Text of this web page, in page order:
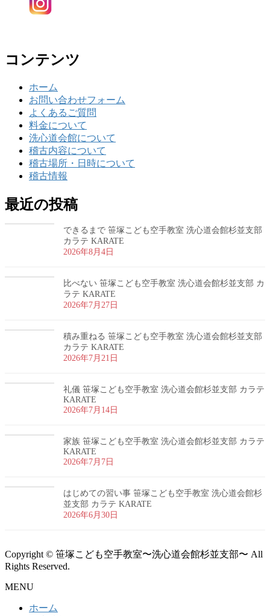
コンテンツ
ホーム
お問い合わせフォーム
よくあるご質問
料金について
洗心道会館について
稽古内容について
稽古場所・日時について
稽古情報
最近の投稿
できるまで 笹塚こども空手教室 洗心道会館杉並支部
カラテ KARATE
2026年8月4日
比べない 笹塚こども空手教室 洗心道会館杉並支部 カ
ラテ KARATE
2026年7月27日
積み重ねる 笹塚こども空手教室 洗心道会館杉並支部
カラテ KARATE
2026年7月21日
礼儀 笹塚こども空手教室 洗心道会館杉並支部 カラテ
KARATE
2026年7月14日
家族 笹塚こども空手教室 洗心道会館杉並支部 カラテ
KARATE
2026年7月7日
はじめての習い事 笹塚こども空手教室 洗心道会館杉
並支部 カラテ KARATE
2026年6月30日
Copyright © 笹塚こども空手教室〜洗心道会館杉並支部〜 All
Rights Reserved.
MENU
ホーム